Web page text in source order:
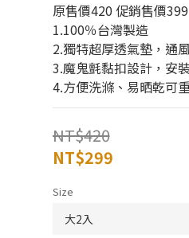
原售價420 促銷售價399
1.100％台灣製造
2.獨特超厚透氣墊，通
3.魔鬼氈黏扣設計，安
4.方便洗滌、易晒乾可
NT$420
NT$299
Size